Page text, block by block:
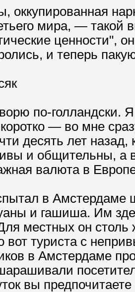
оккупированная
мира, —
ценности",
и теперь
по-голландски.
— во мне
десять лет
и общительны, а
валюта в
в Амстердаме
и гашиша. Им
местных он
вот туриста с
в Амстердаме
вы